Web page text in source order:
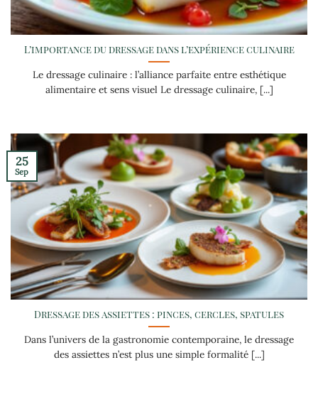
L’importance du dressage dans l’expérience culinaire
Le dressage culinaire : l’alliance parfaite entre esthétique
alimentaire et sens visuel Le dressage culinaire, [...]
Dressage des assiettes : pinces, cercles, spatules
Dans l’univers de la gastronomie contemporaine, le dressage
des assiettes n’est plus une simple formalité [...]
25
Sep